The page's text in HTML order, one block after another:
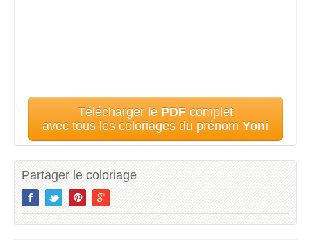
Télécharger le PDF complet
avec tous les coloriages du prénom Yoni
Partager le coloriage